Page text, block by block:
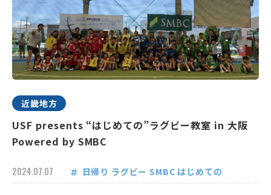
近畿地方
USF presents “はじめての”ラグビー教室 in 大阪
Powered by SMBC
2024.07.07 日帰り ラグビー SMBC はじめての